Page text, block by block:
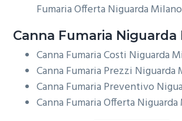
Fumaria Offerta Niguarda Milano
Canna Fumaria Niguarda
Canna Fumaria Costi Niguarda
Canna Fumaria Prezzi Niguarda
Canna Fumaria Preventivo
Canna Fumaria Offerta